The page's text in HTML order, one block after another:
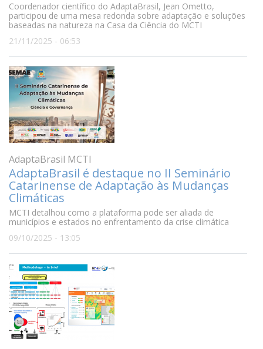
Coordenador científico do AdaptaBrasil, Jean Ometto,
participou de uma mesa redonda sobre adaptação e soluções
baseadas na natureza na Casa da Ciência do MCTI
21/11/2025 - 06:53
AdaptaBrasil MCTI
AdaptaBrasil é destaque no II Seminário
Catarinense de Adaptação às Mudanças
Climáticas
MCTI detalhou como a plataforma pode ser aliada de
municípios e estados no enfrentamento da crise climática
09/10/2025 - 13:05